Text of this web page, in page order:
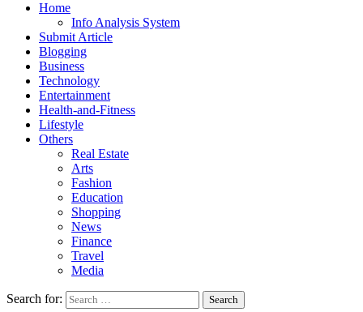
Home
Info Analysis System
Submit Article
Blogging
Business
Technology
Entertainment
Health-and-Fitness
Lifestyle
Others
Real Estate
Arts
Fashion
Education
Shopping
News
Finance
Travel
Media
Search for: